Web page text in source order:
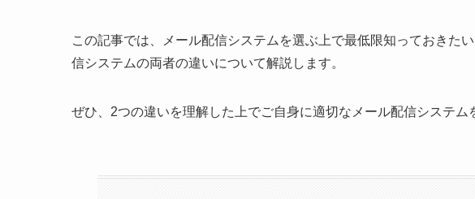
この記事では、メール配信システムを選ぶ上で最低限知っておきた
信システムの両者の違いについて解説します。
ぜひ、2つの違いを理解した上でご自身に適切なメール配信システム